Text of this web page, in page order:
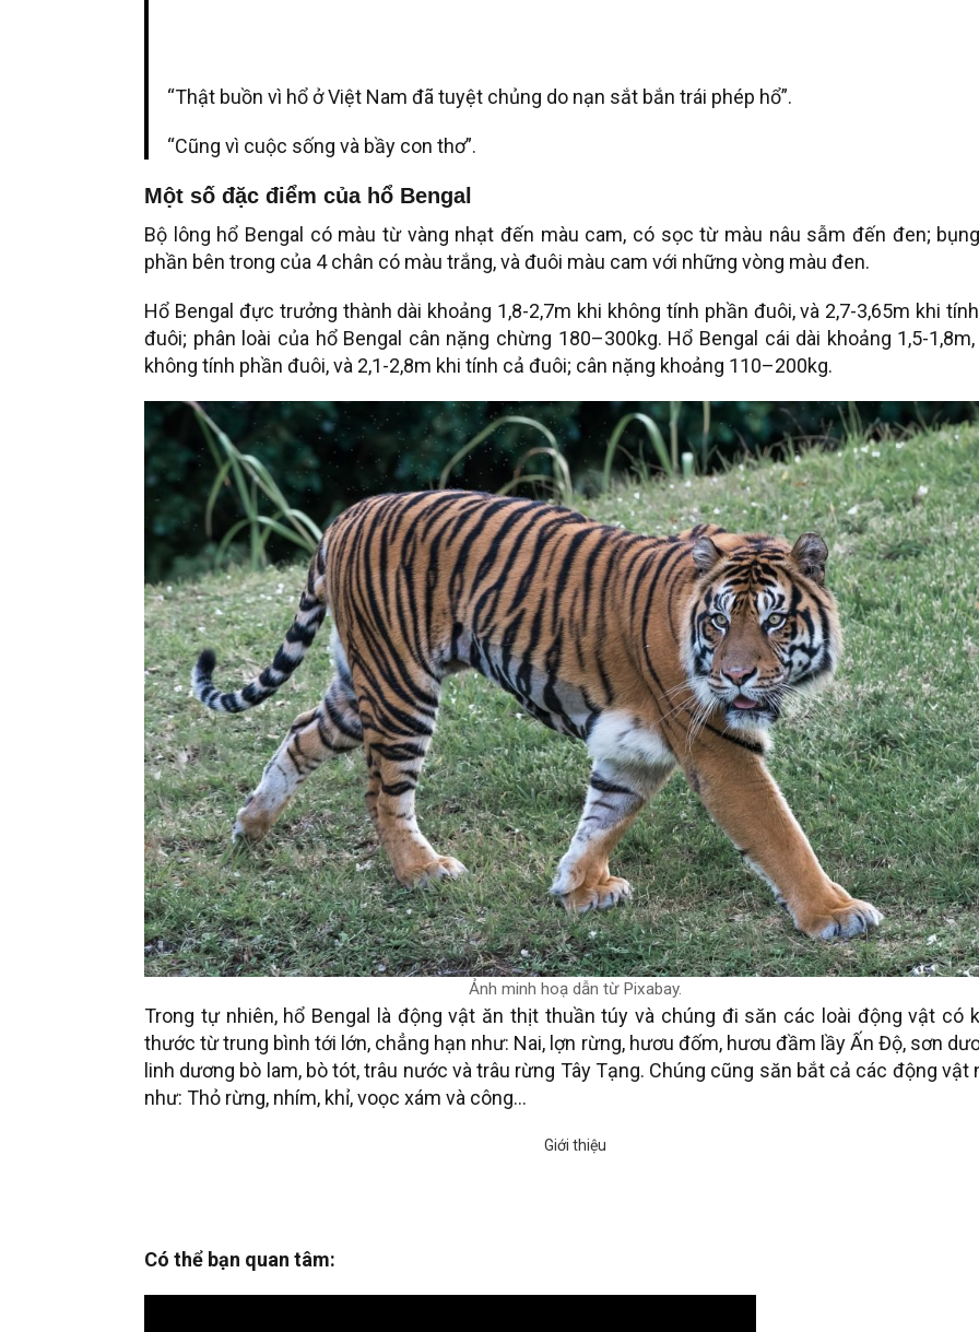
“Thật buồn vì hổ ở Việt Nam đã tuyệt chủng do nạn sắt bắn trái phép hổ”.
“Cũng vì cuộc sống và bầy con thơ”.
Một số đặc điểm của hổ Bengal
Bộ lông hổ Bengal có màu từ vàng nhạt đến màu cam, có sọc từ màu nâu sẫm đến đen;
phần bên trong của 4 chân có màu trắng, và đuôi màu cam với những vòng màu đen.
Hổ Bengal đực trưởng thành dài khoảng 1,8-2,7m khi không tính phần đuôi, và 2,7-3,65m khi
đuôi; phân loài của hổ Bengal cân nặng chừng 180–300kg. Hổ Bengal cái dài khoảng 1,5-1,8m,
không tính phần đuôi, và 2,1-2,8m khi tính cả đuôi; cân nặng khoảng 110–200kg.
Ảnh minh hoạ dẫn từ Pixabay.
Trong tự nhiên, hổ Bengal là động vật ăn thịt thuần túy và chúng đi săn các loài động vật có
thước từ trung bình tới lớn, chẳng hạn như: Nai, lợn rừng, hươu đốm, hươu đầm lầy Ấn Độ, sơn
linh dương bò lam, bò tót, trâu nước và trâu rừng Tây Tạng. Chúng cũng săn bắt cả các động vật
như: Thỏ rừng, nhím, khỉ, voọc xám và công…
Có thể bạn quan tâm: